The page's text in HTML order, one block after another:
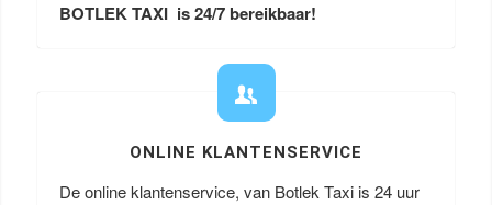
BOTLEK TAXI is 24/7 bereikbaar!
ONLINE KLANTENSERVICE
De online klantenservice, van Botlek Taxi is 24 uur